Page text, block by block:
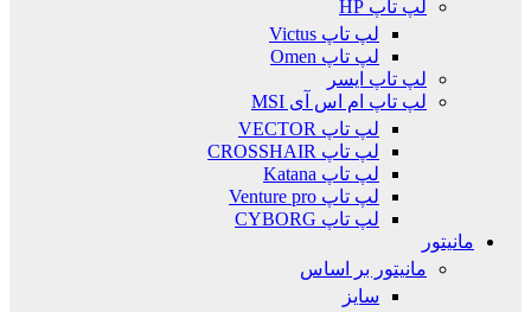
لپ تاپ HP
لپ تاپ Victus
لپ تاپ Omen
لپ تاپ ایسر
لپ تاپ ام اس آی MSI
لپ تاپ VECTOR
لپ تاپ CROSSHAIR
لپ تاپ Katana
لپ تاپ Venture pro
لپ تاپ CYBORG
مانیتور
مانیتور بر اساس
سایز